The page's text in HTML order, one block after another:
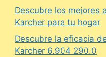
Descubre los mejores
Karcher para tu hogar
Descubre la eficacia
Karcher 6.904 290.0